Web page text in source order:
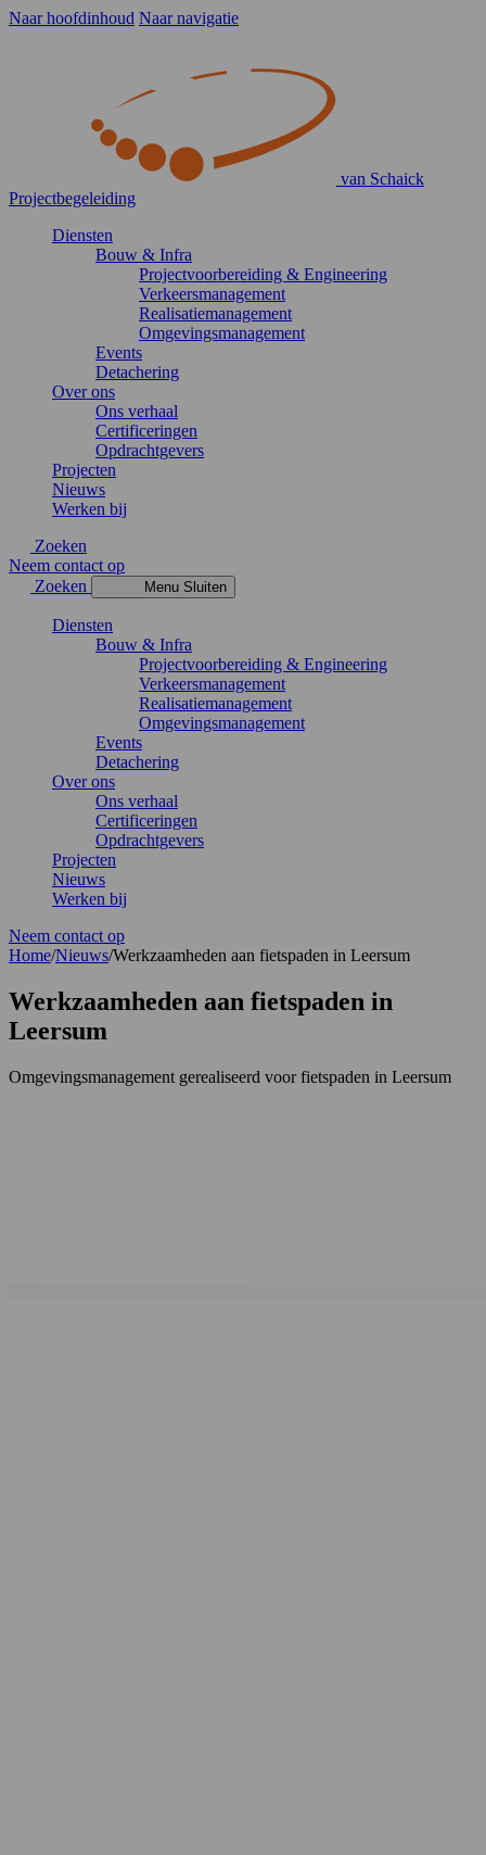
Naar hoofdinhoud Naar navigatie
van Schaick
Projectbegeleiding
Diensten
Bouw & Infra
Projectvoorbereiding & Engineering
Verkeersmanagement
Realisatiemanagement
Omgevingsmanagement
Events
Detachering
Over ons
Ons verhaal
Certificeringen
Opdrachtgevers
Projecten
Nieuws
Werken bij
Zoeken
Neem contact op
Zoeken
Menu Sluiten
Diensten
Bouw & Infra
Projectvoorbereiding & Engineering
Verkeersmanagement
Realisatiemanagement
Omgevingsmanagement
Events
Detachering
Over ons
Ons verhaal
Certificeringen
Opdrachtgevers
Projecten
Nieuws
Werken bij
Neem contact op
Home/Nieuws/Werkzaamheden aan fietspaden in Leersum
Werkzaamheden aan fietspaden in
Leersum
Omgevingsmanagement gerealiseerd voor fietspaden in Leersum